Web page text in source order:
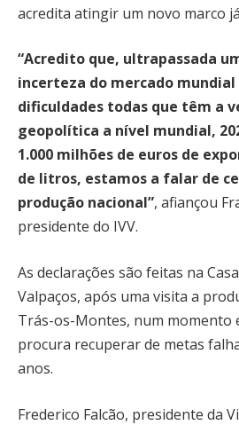
acredita atingir um novo marco
“Acredito que, ultrapassada
incerteza do mercado mundial
dificuldades todas que têm a
geopolítica a nível mundial,
1.000 milhões de euros de
de litros, estamos a falar de
produção nacional”, afiançou
presidente do IVV.
As declarações são feitas na
Valpaços, após uma visita a
Trás-os-Montes, num momento
procura recuperar de metas
anos.
Frederico Falcão, presidente da